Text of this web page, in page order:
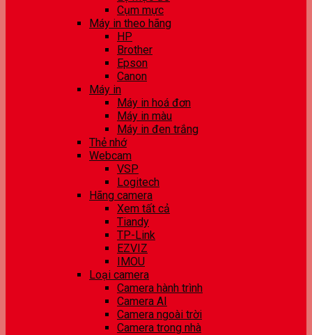
Cụm mực
Máy in theo hãng
HP
Brother
Epson
Canon
Máy in
Máy in hoá đơn
Máy in màu
Máy in đen trắng
Thẻ nhớ
Webcam
VSP
Logitech
Hãng camera
Xem tất cả
Tiandy
TP-Link
EZVIZ
IMOU
Loại camera
Camera hành trình
Camera AI
Camera ngoài trời
Camera trong nhà